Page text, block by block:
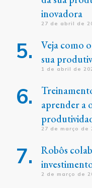
inovadora
27 de abril de
Veja como
sua
1 de abril de
aprender a
27 de março de
Robôs
2 de março de